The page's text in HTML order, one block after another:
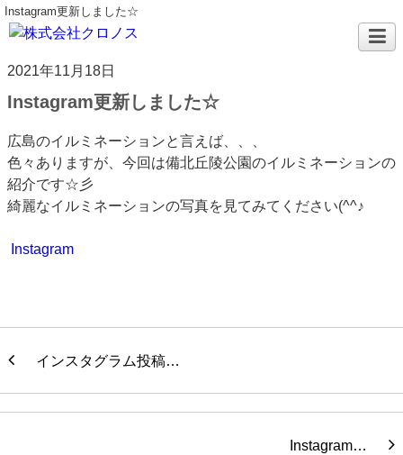
Instagram更新しました☆
2021年11月18日
Instagram更新しました☆
広島のイルミネーションと言えば、、、
色々ありますが、今回は備北丘陵公園のイルミネーションの
紹介です☆彡
綺麗なイルミネーションの写真を見てみてください(^^♪
Instagram
インスタグラム投稿…
Instagram…